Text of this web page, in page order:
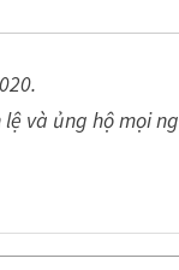
và ủng hộ mọi